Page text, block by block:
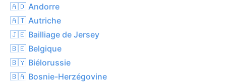
🇦🇩 Andorre
🇦🇹 Autriche
🇯🇪 Bailliage de Jersey
🇧🇪 Belgique
🇧🇾 Biélorussie
🇧🇦 Bosnie-Herzégovine